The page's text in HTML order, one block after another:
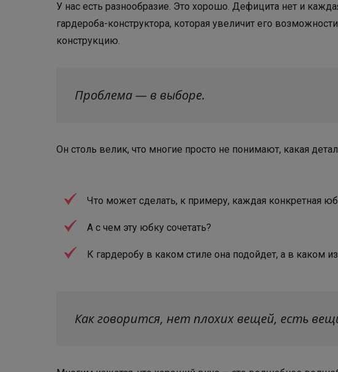
У нас есть разнообразие. Это хорошо. Дефицита нет и
гардероба-конструктора, которая увеличит его
конструкцию.
Проблема — в выборе.
Он столь велик, что многие просто не понимают, какая
Что может сделать, к примеру, каждая конкретная
А с чем эту юбку сочетать?
К гардеробу в каком стиле она подойдет, а в каком
Как говорится, нет плохих вещей, есть